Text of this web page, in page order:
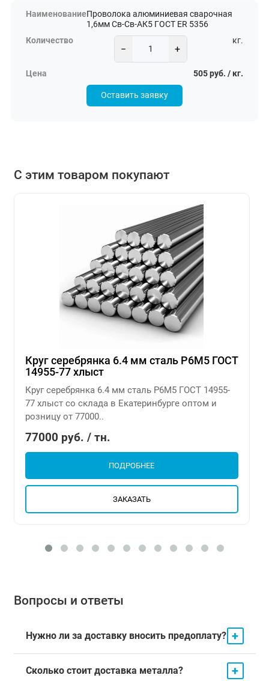
Проволока алюминиевая сварочная
1,6мм Св-Св-АК5 ГОСТ ER 5356
− +
кг.
505 руб. / кг.
Оставить заявку
С этим товаром покупают
Круг серебрянка 6.4 мм сталь Р6М5 ГОСТ
14955-77 хлыст
Круг серебрянка 6.4 мм сталь Р6М5 ГОСТ 14955-
77 хлыст со склада в Екатеринбурге оптом и
розницу от 77000..
77000 руб. / тн.
ПОДРОБНЕЕ
ЗАКАЗАТЬ
Вопросы и ответы
Нужно ли за доставку вносить предоплату? +
Сколько стоит доставка металла? +